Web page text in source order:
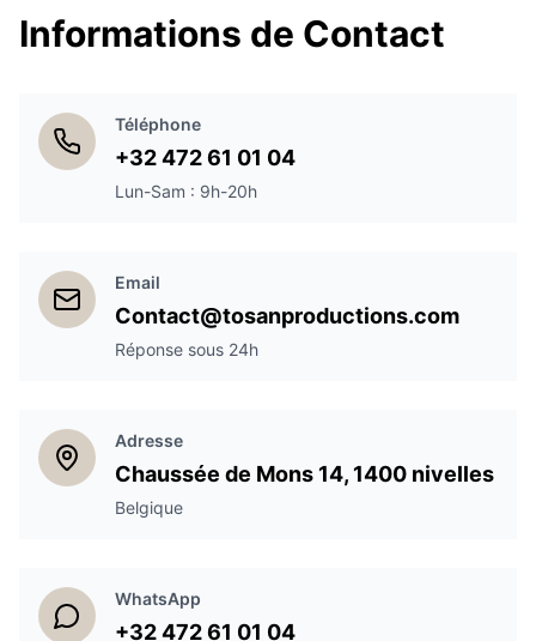
Informations de Contact
Téléphone
+32 472 61 01 04
Lun-Sam : 9h-20h
Email
Contact@tosanproductions.com
Réponse sous 24h
Adresse
Chaussée de Mons 14, 1400 nivelles
Belgique
WhatsApp
+32 472 61 01 04